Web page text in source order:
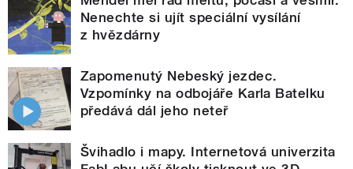
Nenechte si ujít speciální vysílání
z hvězdárny
Zapomenutý Nebeský jezdec.
Vzpomínky na odbojáře Karla Batelku
předává dál jeho neteř
Švihadlo i mapy. Internetová univerzita